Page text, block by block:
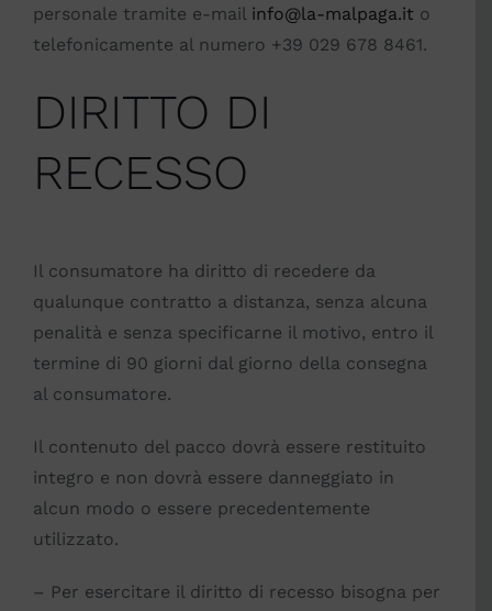
personale tramite e-mail info@la-malpaga.it o
telefonicamente al numero +39 029 678 8461.
DIRITTO DI
RECESSO
Il consumatore ha diritto di recedere da
qualunque contratto a distanza, senza alcuna
penalità e senza specificarne il motivo, entro il
termine di 90 giorni dal giorno della consegna
al consumatore.
Il contenuto del pacco dovrà essere restituito
integro e non dovrà essere danneggiato in
alcun modo o essere precedentemente
utilizzato.
– Per esercitare il diritto di recesso bisogna per